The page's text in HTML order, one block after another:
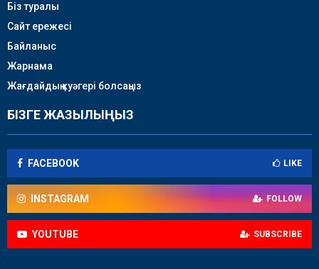
Біз туралы
Сайт ережесі
Байланыс
Жарнама
Жағдайдың куәгері болсаңыз
БІЗГЕ ЖАЗЫЛЫҢЫЗ
FACEBOOK LIKE
INSTAGRAM FOLLOW
YOUTUBE SUBSCRIBE